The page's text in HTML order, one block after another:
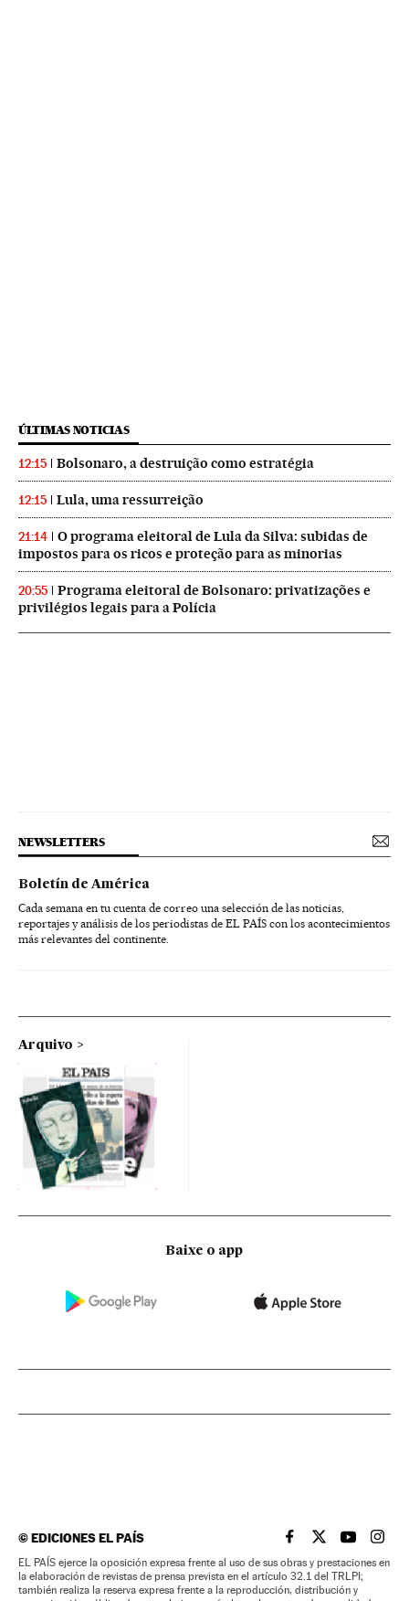
ÚLTIMAS NOTICIAS
12:15 Bolsonaro, a destruição como estratégia
12:15 Lula, uma ressurreição
21:14
O programa eleitoral de Lula da Silva: subidas de
impostos para os ricos e proteção para as minorias
20:55
Programa eleitoral de Bolsonaro: privatizações e
privilégios legais para a Polícia
NEWSLETTERS
Boletín de América
Cada semana en tu cuenta de correo una selección de las noticias,
reportajes y análisis de los periodistas de EL PAÍS con los acontecimientos
más relevantes del continente.
Arquivo
Baixe o app
©EDICIONES EL PAÍS EL PAÍS BRASIL EN
EL PAÍSEL PAÍS
EL
EL PAÍS ejerce la oposición expresa frente al uso de sus obras y prestaciones en
la elaboración de revistas de prensa prevista en el artículo 32.1 del TRLPI;
también realiza la reserva expresa frente a la reproducción, distribución y